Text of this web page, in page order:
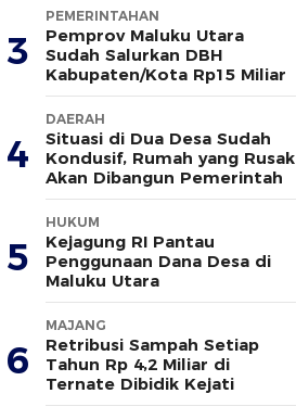
3
PEMERINTAHAN
Pemprov Maluku Utara
Sudah Salurkan DBH
Kabupaten/Kota Rp15 Miliar
4
DAERAH
Situasi di Dua Desa Sudah
Kondusif, Rumah yang Rusak
Akan Dibangun Pemerintah
5
HUKUM
Kejagung RI Pantau
Penggunaan Dana Desa di
Maluku Utara
6
MAJANG
Retribusi Sampah Setiap
Tahun Rp 4,2 Miliar di
Ternate Dibidik Kejati